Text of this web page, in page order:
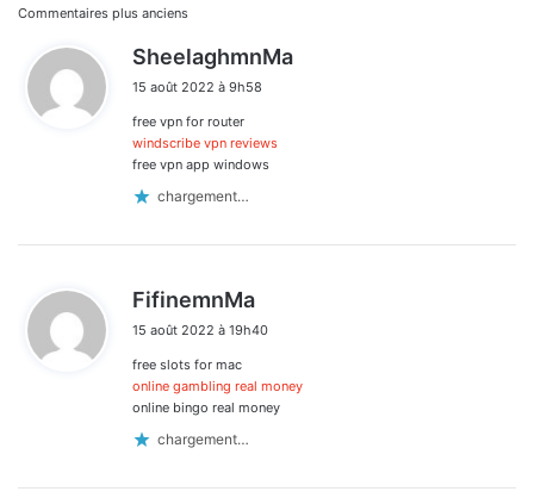
Navigation
dans
les
commentaires
Commentaires plus anciens
SheelaghmnMa
15 août 2022 à 9h58
free vpn for router
windscribe vpn reviews
free vpn app windows
chargement…
FifinemnMa
t
:
15 août 2022 à 19h40
free slots for mac
online gambling real money
online bingo real money
chargement…